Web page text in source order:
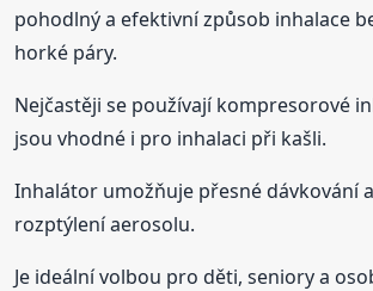
pohodlný a efektivní způsob inhalace
horké páry.
Nejčastěji se používají kompresorové
jsou vhodné i pro inhalaci při kašli.
Inhalátor umožňuje přesné dávkování
rozptýlení aerosolu.
Je ideální volbou pro děti, seniory a